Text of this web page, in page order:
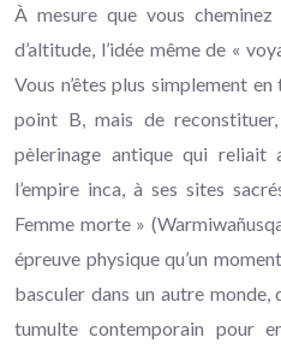
À mesure que vous
d’altitude, l’idée même de «
Vous n’êtes plus simplement
point B, mais de
pèlerinage antique qui reliait
l’empire inca, à ses sites
Femme morte »
épreuve physique qu’un
basculer dans un autre monde,
tumulte contemporain pour